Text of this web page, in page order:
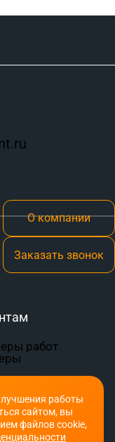
работы
сайтом, вы
файлов cookie,
О компании
Заказать звонок
работ